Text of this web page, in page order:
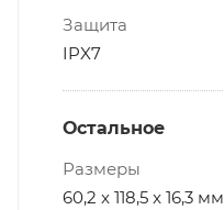
Защита
IPX7
Остальное
Размеры
60,2 x 118,5 x 16,3 мм